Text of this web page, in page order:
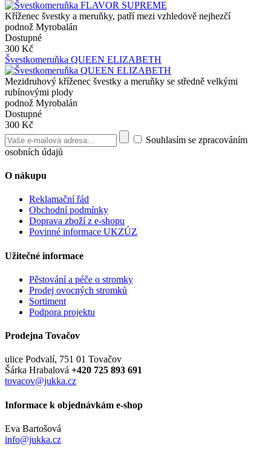
Kříženec švestky a meruňky, patří mezi vzhledově nejhezčí
podnož Myrobalán
Dostupné
300 Kč
Švestkomeruňka QUEEN ELIZABETH
Mezidruhový kříženec švestky a meruňky se středně velkými
rubínovými plody
podnož Myrobalán
Dostupné
300 Kč
Souhlasím se zpracováním
osobních údajů
O nákupu
Reklamační řád
Obchodní podmínky
Doprava zboží z e-shopu
Povinné informace UKZÚZ
Užitečné informace
Pěstování a péče o stromky
Prodej ovocných stromků
Sortiment
Podpora projektu
Prodejna Tovačov
ulice Podvalí, 751 01 Tovačov
Šárka Hrabalová +420 725 893 691
tovacov@jukka.cz
Informace k objednávkám e-shop
Eva Bartošová
info@jukka.cz